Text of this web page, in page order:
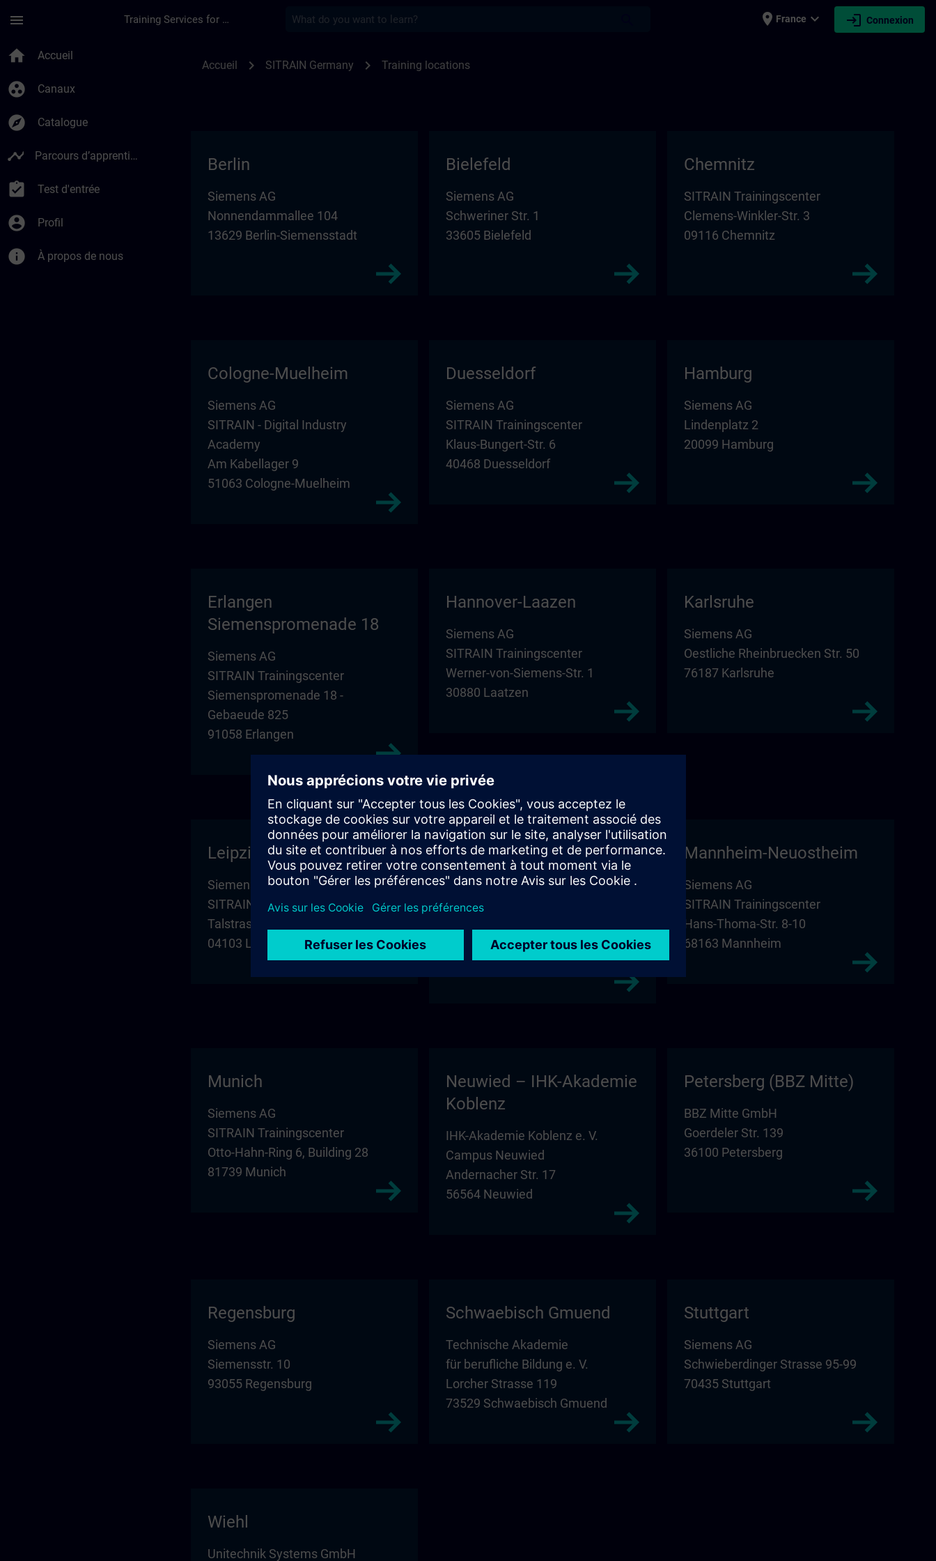
menu Training Services for Digital Industries place France expand_more login Connexion
home Accueil
group_work Canaux
explore Catalogue
timeline Parcours d’apprentissage
assignment_turned_in Test d'entrée
account_circle Profil
info À propos de nous
Accueil chevron_right SITRAIN Germany chevron_right Training locations
Berlin
Siemens AG
Nonnendammallee 104
13629 Berlin-Siemensstadt
Bielefeld
Siemens AG
Schweriner Str. 1
33605 Bielefeld
Chemnitz
SITRAIN Trainingscenter
Clemens-Winkler-Str. 3
09116 Chemnitz
Cologne-Muelheim
Siemens AG
SITRAIN - Digital Industry
Academy
Am Kabellager 9
51063 Cologne-Muelheim
Duesseldorf
Siemens AG
SITRAIN Trainingscenter
Klaus-Bungert-Str. 6
40468 Duesseldorf
Hamburg
Siemens AG
Lindenplatz 2
20099 Hamburg
Erlangen
Siemenspromenade 18
Siemens AG
SITRAIN Trainingscenter
Siemenspromenade 18 -
Gebaeude 825
91058 Erlangen
Hannover-Laazen
Siemens AG
SITRAIN Trainingscenter
Werner-von-Siemens-Str. 1
30880 Laatzen
Karlsruhe
Siemens AG
Oestliche Rheinbruecken Str. 50
76187 Karlsruhe
Leipzig
Siemens AG
SITRAIN Trainingscenter
Talstrasse 1
04103 Leipzig
Magdeburg – SBH
SBH Nordost GmbH
Niederlassung Magdeburg
Building D1
39104 Magdeburg
Mannheim-Neuostheim
Siemens AG
SITRAIN Trainingscenter
Hans-Thoma-Str. 8-10
68163 Mannheim
Munich
Siemens AG
SITRAIN Trainingscenter
Otto-Hahn-Ring 6, Building 28
81739 Munich
Neuwied – IHK-Akademie
Koblenz
IHK-Akademie Koblenz e. V.
Campus Neuwied
Andernacher Str. 17
56564 Neuwied
Petersberg (BBZ Mitte)
BBZ Mitte GmbH
Goerdeler Str. 139
36100 Petersberg
Regensburg
Siemens AG
Siemensstr. 10
93055 Regensburg
Schwaebisch Gmuend
Technische Akademie
für berufliche Bildung e. V.
Lorcher Strasse 119
73529 Schwaebisch Gmuend
Stuttgart
Siemens AG
Schwieberdinger Strasse 95-99
70435 Stuttgart
Wiehl
Unitechnik Systems GmbH